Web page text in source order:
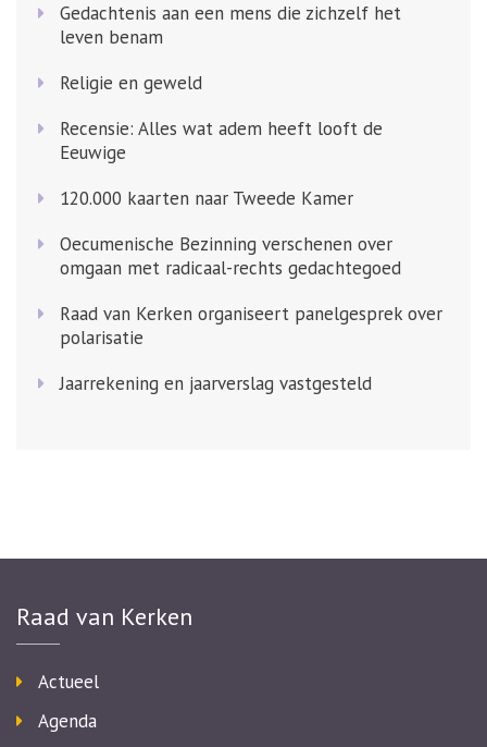
Gedachtenis aan een mens die zichzelf het
leven benam
Religie en geweld
Recensie: Alles wat adem heeft looft de
Eeuwige
120.000 kaarten naar Tweede Kamer
Oecumenische Bezinning verschenen over
omgaan met radicaal-rechts gedachtegoed
Raad van Kerken organiseert panelgesprek over
polarisatie
Jaarrekening en jaarverslag vastgesteld
Raad van Kerken
Actueel
Agenda